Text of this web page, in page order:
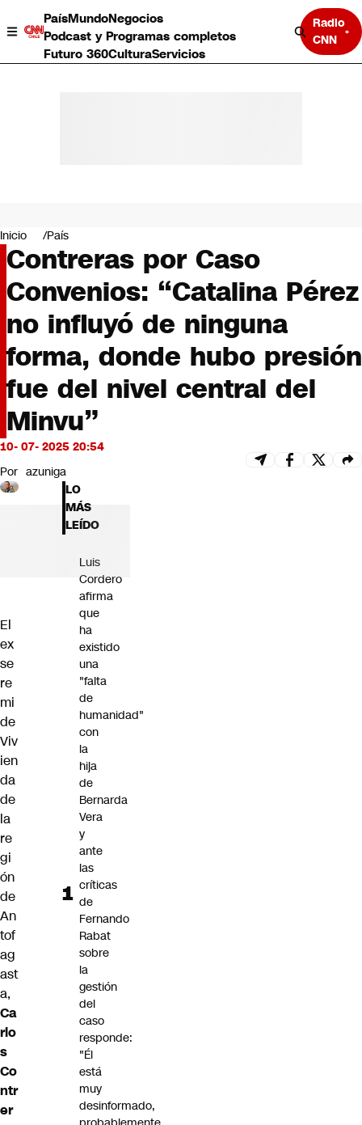
PaísMundoNegocios
Podcast y Programas completos
Futuro 360CulturaServicios
Radio
CNN
Negocios
Deportes
Programas completos
Cultura
Servicios
Bits
CNN tiempo
Futuro 360
Opinión
Inicio País
Contreras por Caso
Convenios: “Catalina Pérez
no influyó de ninguna
forma, donde hubo presión
fue del nivel central del
Minvu”
10- 07- 2025 20:54
Por azuniga
El
ex
se
re
mi
de
Viv
ien
da
de
la
re
gi
ón
de
An
tof
ag
ast
a,
Ca
rlo
s
Co
ntr
er
LO
MÁS
LEÍDO
Luis
Cordero
afirma
que
ha
existido
una
"falta
de
humanidad"
con
la
hija
de
Bernarda
Vera
y
ante
las
críticas
de
Fernando
Rabat
sobre
la
gestión
del
caso
responde:
"Él
está
muy
desinformado,